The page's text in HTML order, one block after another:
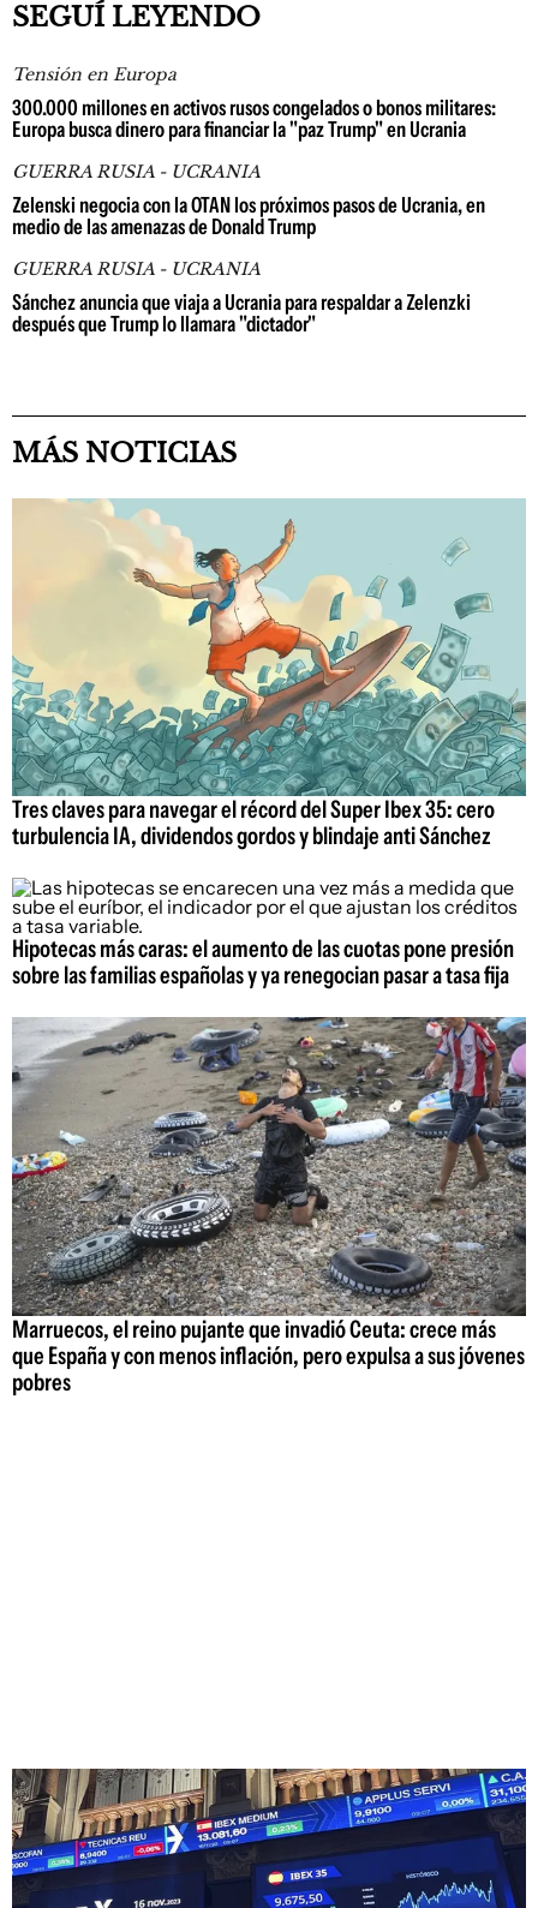
SEGUÍ LEYENDO
Tensión en Europa
300.000 millones en activos rusos congelados o bonos militares:
Europa busca dinero para financiar la "paz Trump" en Ucrania
GUERRA RUSIA - UCRANIA
Zelenski negocia con la OTAN los próximos pasos de Ucrania, en
medio de las amenazas de Donald Trump
GUERRA RUSIA - UCRANIA
Sánchez anuncia que viaja a Ucrania para respaldar a Zelenzki
después que Trump lo llamara "dictador"
MÁS NOTICIAS
Tres claves para navegar el récord del Super Ibex 35: cero
turbulencia IA, dividendos gordos y blindaje anti Sánchez
Hipotecas más caras: el aumento de las cuotas pone presión
sobre las familias españolas y ya renegocian pasar a tasa fija
Marruecos, el reino pujante que invadió Ceuta: crece más
que España y con menos inflación, pero expulsa a sus jóvenes
pobres